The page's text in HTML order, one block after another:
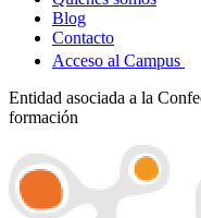
Blog
Contacto
Acceso al Campus
Entidad asociada a la
formación